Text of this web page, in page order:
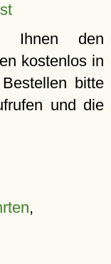
Ihnen den
kostenlos in
bitte
und die
,